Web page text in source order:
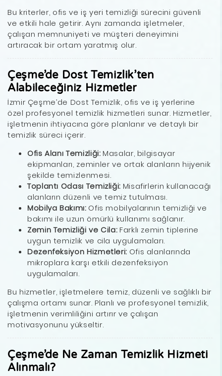
Bu kriterler, ofis ve iş yeri temizliği sürecini güvenli
ve etkili hale getirir. Aynı zamanda işletmeler,
çalışan memnuniyeti ve müşteri deneyimini
artıracak bir ortam yaratmış olur.
Çeşme’de Dost Temizlik’ten
Alabileceğiniz Hizmetler
İzmir Çeşme’de Dost Temizlik, ofis ve iş yerlerine
özel profesyonel temizlik hizmetleri sunar. Hizmetler,
işletmenin ihtiyacına göre planlanır ve detaylı bir
temizlik süreci içerir.
Ofis Alanı Temizliği:Masalar, bilgisayar
ekipmanları, zeminler ve ortak alanların hijyenik
şekilde temizlenmesi.
Toplantı Odası Temizliği: Misafirlerin kullanacağı
alanların düzenli ve temiz tutulması.
Mobilya Bakımı:Ofis mobilyalarının temizliği ve
bakımı ile uzun ömürlü kullanımı sağlanır.
Zemin Temizliği ve Cila:Farklı zemin tiplerine
uygun temizlik ve cila uygulamaları.
Dezenfeksiyon Hizmetleri: Ofis alanlarında
mikroplara karşı etkili dezenfeksiyon
uygulamaları.
Bu hizmetler, işletmelere temiz, düzenli ve sağlıklı bir
çalışma ortamı sunar. Planlı ve profesyonel temizlik,
işletmenin verimliliğini artırır ve çalışan
motivasyonunu yükseltir.
Çeşme’de Ne Zaman Temizlik Hizmeti
Alınmalı?